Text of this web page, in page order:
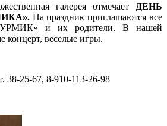
галерея отмечает
ДЕНЬ
На праздник приглашаются все
и их родители. В нашей
концерт, веселые игры.
38-25-67, 8-910-113-26-98